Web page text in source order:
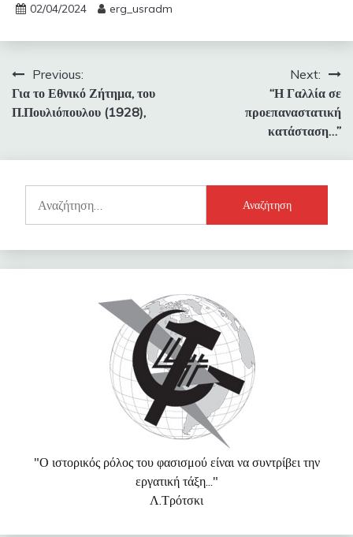
02/04/2024 erg_usradm
Πλοήγηση
άρθρων
Previous:
Για το Εθνικό Ζήτημα, του
Π.Πουλιόπουλου (1928),
Next:
“Η Γαλλία σε
προεπαναστατική
κατάσταση…”
για:
"Ο ιστορικός ρόλος του φασισμού είναι να συντρίβει την
εργατική τάξη..."
Λ.Τρότσκι